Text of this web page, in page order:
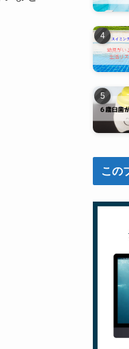
この